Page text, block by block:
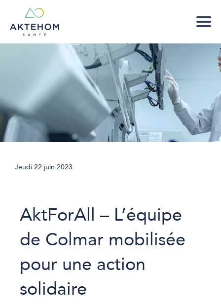
Jeudi 22 juin 2023
AktForAll – L’équipe
de Colmar mobilisée
pour une action
solidaire